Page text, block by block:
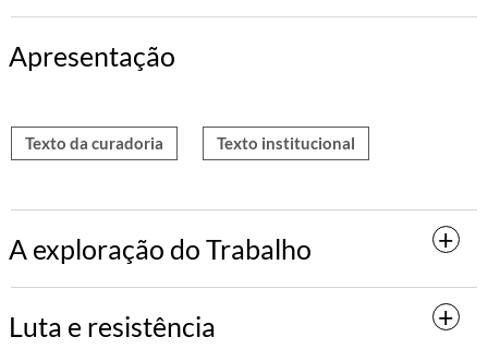
Apresentação
Texto da curadoria Texto institucional
A exploração do Trabalho
Luta e resistência